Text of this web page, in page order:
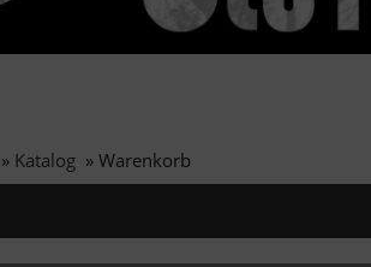
» Katalog » Warenkorb